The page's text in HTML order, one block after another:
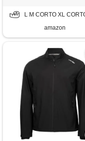
L M CORTO XL
amazon